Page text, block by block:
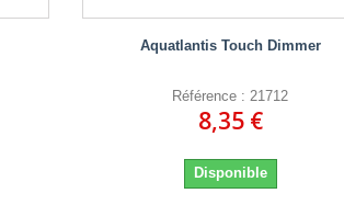
Aquatlantis Touch Dimmer
Référence : 21712
8,35 €
Disponible